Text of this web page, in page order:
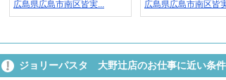
広島県広島市南区皆実...
広島県広島市南区皆
ジョリーパスタ 大野辻店のお仕事に近い条